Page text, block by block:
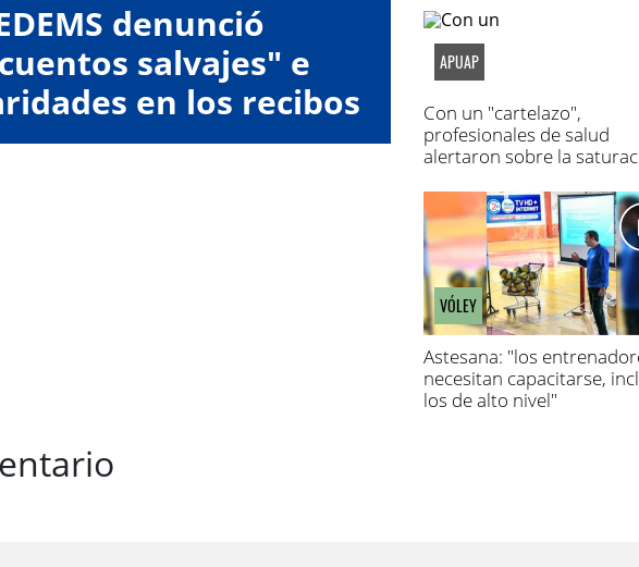
denunció
salvajes" e
en los recibos
de sueldo
APUAP
Con un "cartelazo",
profesionales de salud
alertaron sobre la
VÓLEY
Astesana: "los
necesitan capacitarse,
los de alto nivel"